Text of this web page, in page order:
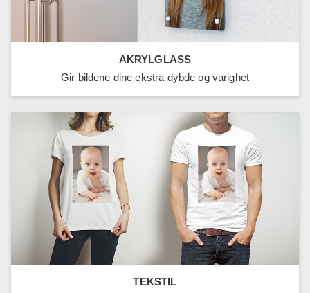
AKRYLGLASS
Gir bildene dine ekstra dybde og varighet
TEKSTIL